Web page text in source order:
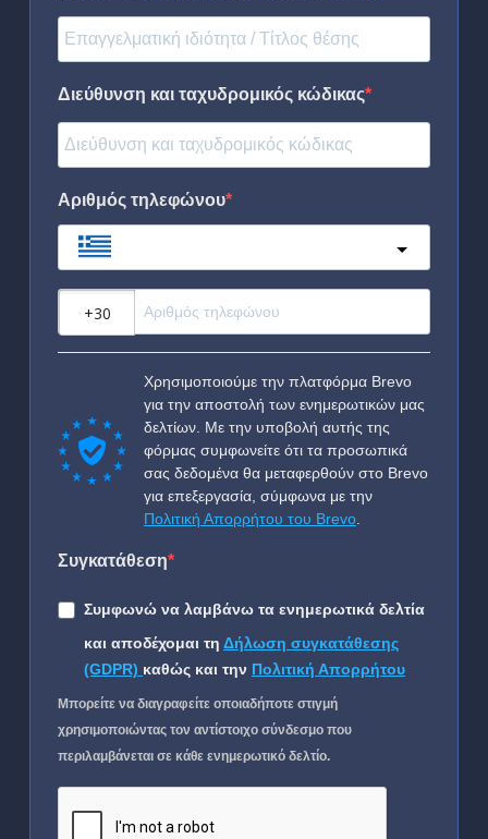
Διεύθυνση και ταχυδρομικός κώδικας
Αριθμός τηλεφώνου
Χρησιμοποιούμε την πλατφόρμα Brevo
για την αποστολή των ενημερωτικών μας
δελτίων. Με την υποβολή αυτής της
φόρμας συμφωνείτε ότι τα προσωπικά
σας δεδομένα θα μεταφερθούν στο Brevo
για επεξεργασία, σύμφωνα με την
Πολιτική Απορρήτου του Brevo
Συγκατάθεση
Συμφωνώ να λαμβάνω τα ενημερωτικά δελτία
και αποδέχομαι τη Δήλωση συγκατάθεσης
(GDPR) καθώς και την Πολιτική Απορρήτου
Μπορείτε να διαγραφείτε οποιαδήποτε στιγμή
χρησιμοποιώντας τον αντίστοιχο σύνδεσμο που
περιλαμβάνεται σε κάθε ενημερωτικό δελτίο.